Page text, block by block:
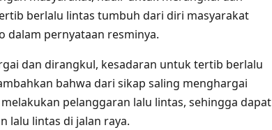
berlalu lintas tumbuh dari diri masyarakat
dalam pernyataan resminya.
dan dirangkul, kesadaran untuk tertib berlalu
bahwa dari sikap saling menghargai
pelanggaran lalu lintas, sehingga dapat
lalu lintas di jalan raya.